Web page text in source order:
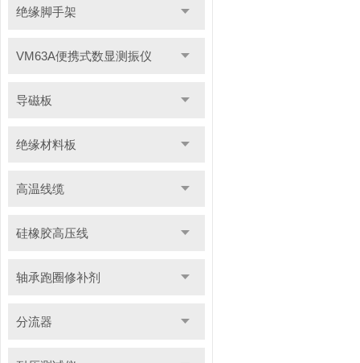
绝缘脚手架
VM63A便携式数显测振仪
导磁板
绝缘材料板
高温线缆
硅橡胶高压线
轴承跑圈修补剂
分流器